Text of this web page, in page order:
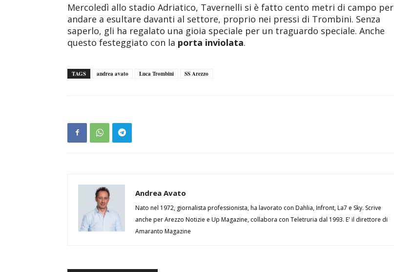
Mercoledì allo stadio Adriatico, Tavernelli si è fatto cento metri di campo per
andare a esultare davanti al settore, proprio nei pressi di Trombini. Senza
saperlo, gli ha regalato una gioia speciale per un traguardo speciale. Anche
questo festeggiato con la porta inviolata.
TAGS andrea avato Luca Trombini SS Arezzo
Andrea Avato
Nato nel 1972, giornalista professionista, ha lavorato con Dahlia, Infront, La7 e Sky. Scrive
anche per Arezzo Notizie e Up Magazine, collabora con Teletruria dal 1993. E' il direttore di
Amaranto Magazine